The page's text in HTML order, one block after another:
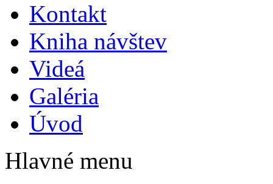
Kontakt
Kniha návštev
Videá
Galéria
Úvod
Hlavné menu